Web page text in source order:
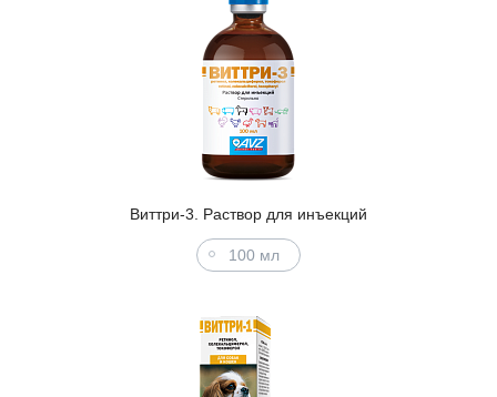
Виттри-3. Раствор для инъекций
100 мл